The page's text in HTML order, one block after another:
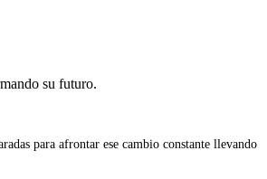
su futuro.
para afrontar ese cambio constante llevando